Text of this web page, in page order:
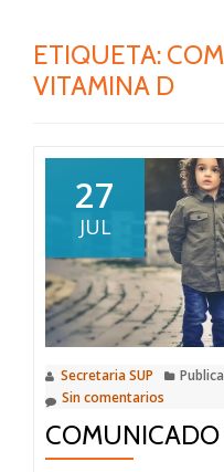
ETIQUETA:
VITAMINA D
27
JUL
Secretaria SUP
Sin comentarios